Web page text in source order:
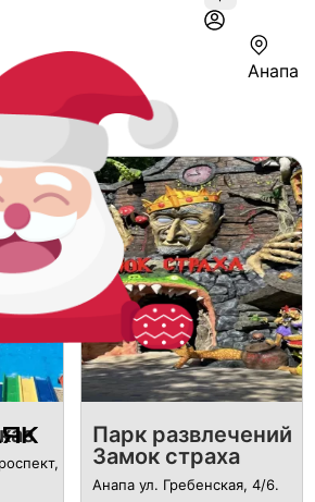
Анапа
Парк развлечений
Замок страха
Анапа ул. Гребенская, 4/6.